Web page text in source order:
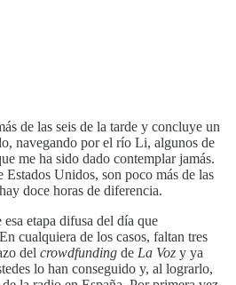
de las seis de la tarde y concluye un
navegando por el río Li, algunos de
me ha sido dado contemplar jamás.
Unidos, son poco más de las
doce horas de diferencia.
etapa difusa del día que
cualquiera de los casos, faltan tres
del crowdfunding de La Voz y ya
lo han conseguido y, al lograrlo,